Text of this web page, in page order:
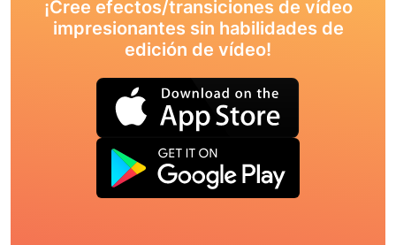
¡Cree efectos/transiciones de vídeo
impresionantes sin habilidades de
edición de vídeo!